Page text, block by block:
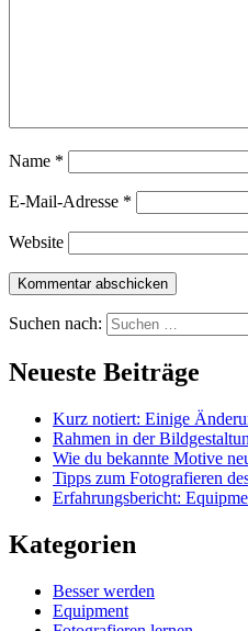
Name *
E-Mail-Adresse *
Website
Suchen nach:
Neueste Beiträge
Kurz notiert: Einige
Rahmen in der
Wie du bekannte Motive
Tipps zum Fotografieren
Erfahrungsbericht:
Kategorien
Besser werden
Equipment